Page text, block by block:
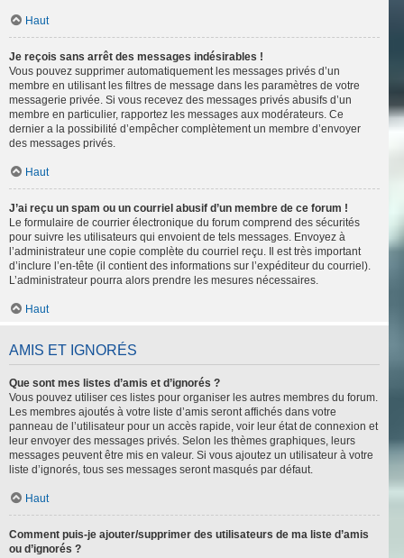
Haut
Je reçois sans arrêt des messages indésirables !
Vous pouvez supprimer automatiquement les messages privés d’un
membre en utilisant les filtres de message dans les paramètres de votre
messagerie privée. Si vous recevez des messages privés abusifs d’un
membre en particulier, rapportez les messages aux modérateurs. Ce
dernier a la possibilité d’empêcher complètement un membre d’envoyer
des messages privés.
Haut
J’ai reçu un spam ou un courriel abusif d’un membre de ce forum !
Le formulaire de courrier électronique du forum comprend des sécurités
pour suivre les utilisateurs qui envoient de tels messages. Envoyez à
l’administrateur une copie complète du courriel reçu. Il est très important
d’inclure l’en-tête (il contient des informations sur l’expéditeur du courriel).
L’administrateur pourra alors prendre les mesures nécessaires.
Haut
AMIS ET IGNORÉS
Que sont mes listes d’amis et d’ignorés ?
Vous pouvez utiliser ces listes pour organiser les autres membres du forum.
Les membres ajoutés à votre liste d’amis seront affichés dans votre
panneau de l’utilisateur pour un accès rapide, voir leur état de connexion et
leur envoyer des messages privés. Selon les thèmes graphiques, leurs
messages peuvent être mis en valeur. Si vous ajoutez un utilisateur à votre
liste d’ignorés, tous ses messages seront masqués par défaut.
Haut
Comment puis-je ajouter/supprimer des utilisateurs de ma liste d’amis
ou d’ignorés ?